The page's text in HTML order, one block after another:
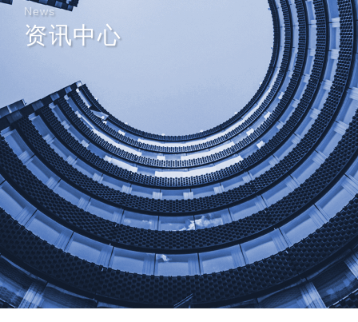
News
资讯中心